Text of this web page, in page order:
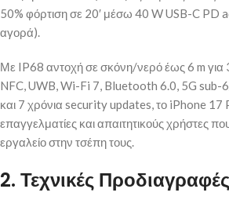
50% φόρτιση σε 20′ μέσω 40 W USB-C PD
αγορά).
Με IP68 αντοχή σε σκόνη/νερό έως 6 m για
NFC, UWB, Wi-Fi 7, Bluetooth 6.0, 5G sub-
και 7 χρόνια security updates, το iPhone 17
επαγγελματίες και απαιτητικούς χρήστες
εργαλείο στην τσέπη τους.
2. Τεχνικές Προδιαγραφές